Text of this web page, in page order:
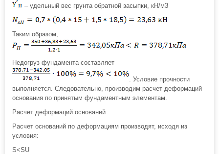
– удельный вес грунта обратной засыпки, кН/м3
Таким образом,
Недогруз фундамента составляет
. Условие прочности
выполняется. Следовательно, производим расчет деформаций
основания по принятым фундаментным элементам.
Расчет деформаций оснований
Расчет оснований по деформациям производят, исходя из
условия:
S<SU